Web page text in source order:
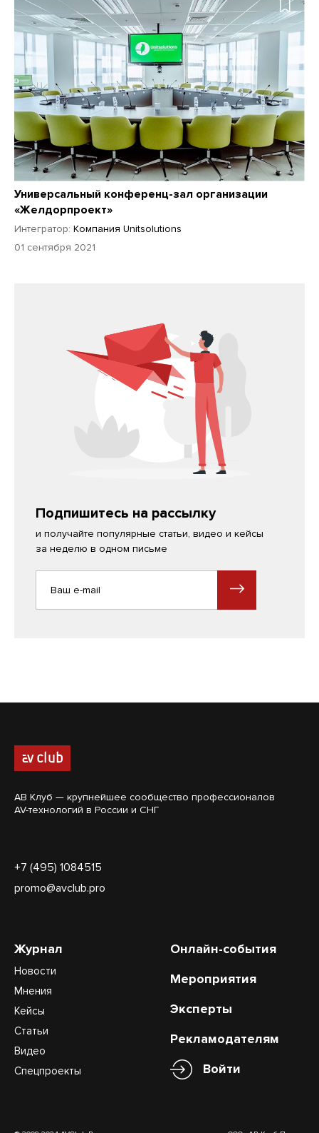
Универсальный конференц-зал организации
«Желдорпроект»
Интегратор: Компания Unitsolutions
01 сентября 2021
Подпишитесь на рассылку
и получайте популярные статьи, видео и кейсы
за неделю в одном письме
АВ Клуб — крупнейшее сообщество профессионалов
AV-технологий в России и СНГ
+7 (495) 1084515
promo@avclub.pro
Журнал
Новости
Мнения
Кейсы
Статьи
Видео
Спецпроекты
Онлайн-события
Мероприятия
Эксперты
Рекламодателям
Войти